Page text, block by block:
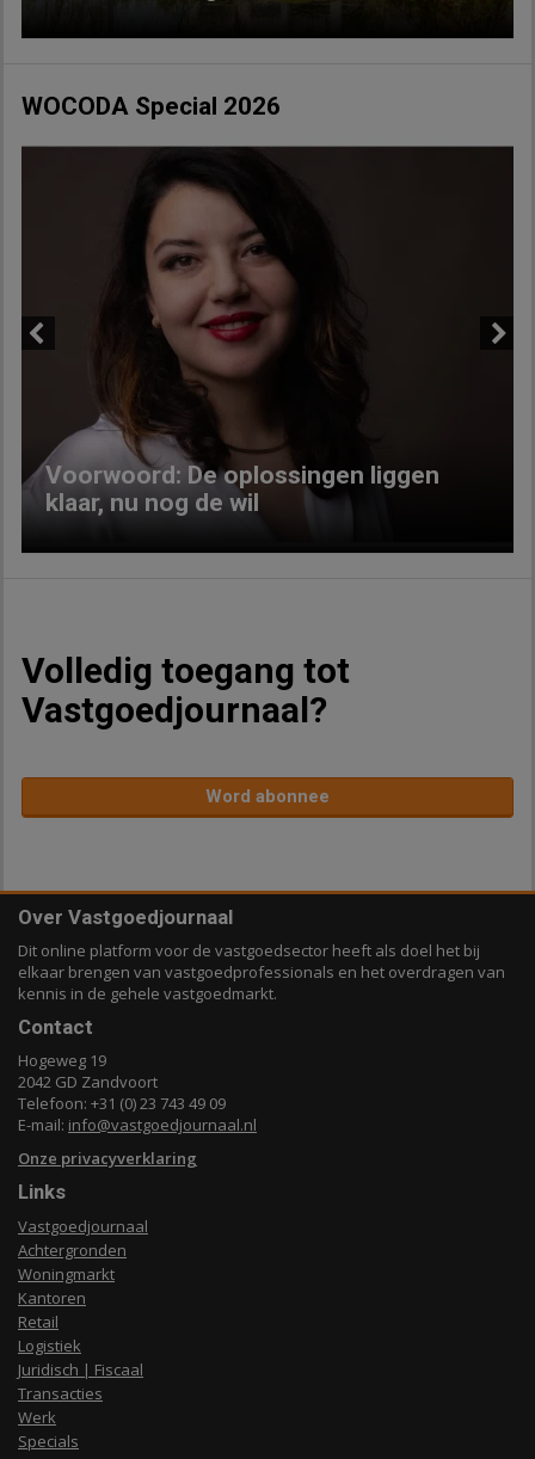
WOCODA Special 2026
Voorwoord: De oplossingen liggen
klaar, nu nog de wil
Volledig toegang tot
Vastgoedjournaal?
Word abonnee
Over Vastgoedjournaal
Dit online platform voor de vastgoedsector heeft als doel het bij
elkaar brengen van vastgoedprofessionals en het overdragen van
kennis in de gehele vastgoedmarkt.
Contact
Hogeweg 19
2042 GD Zandvoort
Telefoon: +31 (0) 23 743 49 09
E-mail: info@vastgoedjournaal.nl
Onze privacyverklaring
Links
Vastgoedjournaal
Achtergronden
Woningmarkt
Kantoren
Retail
Logistiek
Juridisch | Fiscaal
Transacties
Werk
Specials